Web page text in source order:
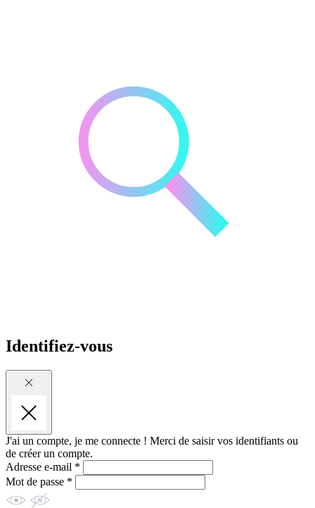
Identifiez-vous
J'ai un compte, je me connecte ! Merci de saisir vos identifiants ou
de créer un compte.
Adresse e-mail *
Mot de passe *